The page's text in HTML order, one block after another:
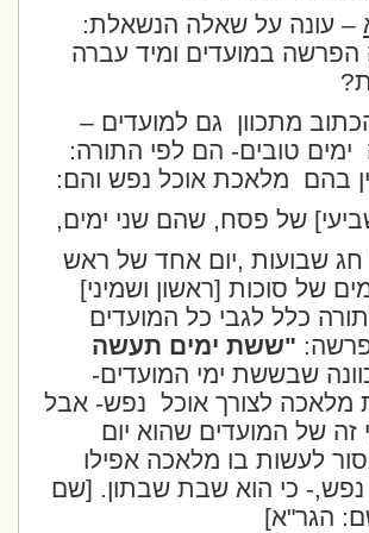
עונה על שאלה הנשאלת:
במועדים ומיד עברה
מתכוון גם למועדים –
ימים טובים- הם לפי התורה:
בהם מלאכת אוכל נפש והם:
של פסח, שהם שני ימים,
שבועות ,יום אחד של ראש
של סוכות [ראשון ושמיני]
כלל לגבי כל המועדים
"ששת ימים תעשה
שבששת ימי המועדים-
לצורך אוכל נפש- אבל
זה של המועדים שהוא יום
לעשות בו מלאכה אפילו
כי הוא שבת שבתון. [שם
הגר"א]